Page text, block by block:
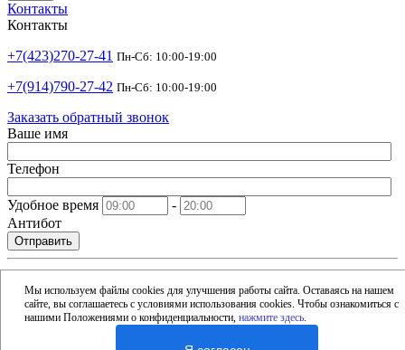
Мы используем файлы cookies для улучшения работы сайта. Оставаясь на нашем
сайте, вы соглашаетесь с условиями использования cookies. Чтобы ознакомиться с
нашими Положениями о конфиденциальности,нажмите здесь.
Контакты
Контакты
+7(423)270-27-41 Пн-Сб: 10:00-19:00
+7(914)790-27-42 Пн-Сб: 10:00-19:00
Заказать обратный звонок
Ваше имя
Телефон
Удобное время
-
Антибот
Отправить
Email
Адрес
Россия, Владивосток, 15-я улица, 1Б